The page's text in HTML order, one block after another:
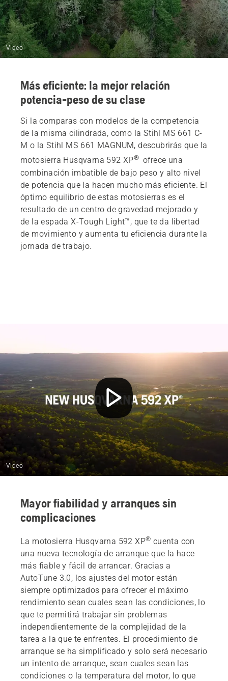
Video
Más eficiente: la mejor relación
potencia-peso de su clase
Si la comparas con modelos de la competencia
de la misma cilindrada, como la Stihl MS 661 C-
M o la Stihl MS 661 MAGNUM, descubrirás que la
motosierra Husqvarna 592 XP® ofrece una
combinación imbatible de bajo peso y alto nivel
de potencia que la hacen mucho más eficiente. El
óptimo equilibrio de estas motosierras es el
resultado de un centro de gravedad mejorado y
de la espada X-Tough Light™, que te da libertad
de movimiento y aumenta tu eficiencia durante la
jornada de trabajo.
Video
Mayor fiabilidad y arranques sin
complicaciones
La motosierra Husqvarna 592 XP® cuenta con
una nueva tecnología de arranque que la hace
más fiable y fácil de arrancar. Gracias a
AutoTune 3.0, los ajustes del motor están
siempre optimizados para ofrecer el máximo
rendimiento sean cuales sean las condiciones, lo
que te permitirá trabajar sin problemas
independientemente de la complejidad de la
tarea a la que te enfrentes. El procedimiento de
arranque se ha simplificado y solo será necesario
un intento de arranque, sean cuales sean las
condiciones o la temperatura del motor, lo que